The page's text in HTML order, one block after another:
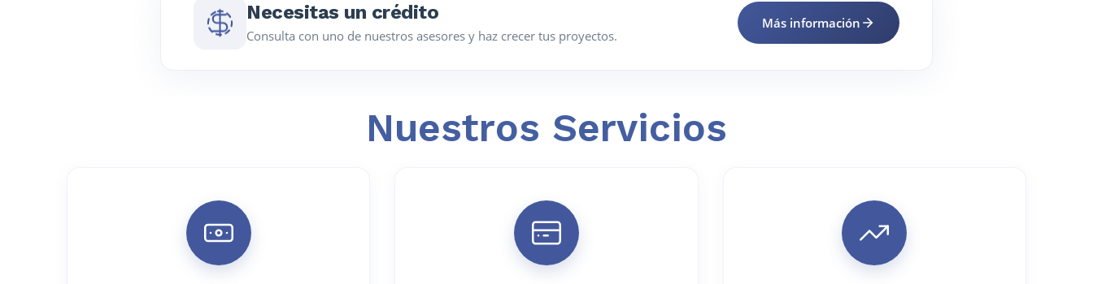
Necesitas un crédito
Consulta con uno de nuestros asesores y haz crecer tus proyectos.
Más información
Nuestros Servicios